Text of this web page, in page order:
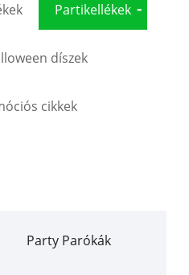
Partikellékek
díszek
cikkek
Party Parókák